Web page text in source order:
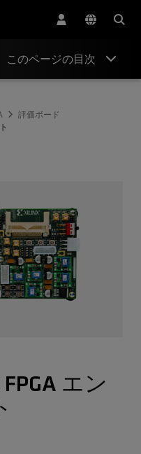
このページの目次
評価ボード
エン